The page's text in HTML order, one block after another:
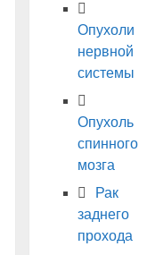
Опухоли
нервной
системы
Опухоль
спинного
мозга
Рак
заднего
прохода